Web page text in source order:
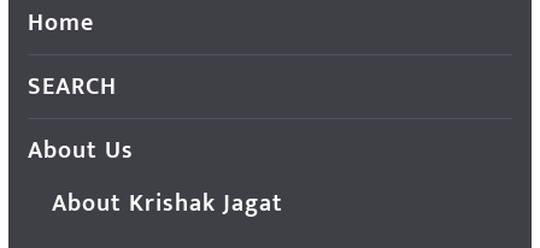
Home
SEARCH
About Us
About Krishak Jagat